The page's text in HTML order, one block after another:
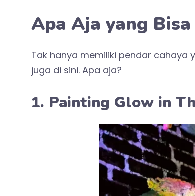
Apa Aja yang
Tak hanya memiliki pendar cahaya
juga di sini. Apa aja?
1. Painting Glow in